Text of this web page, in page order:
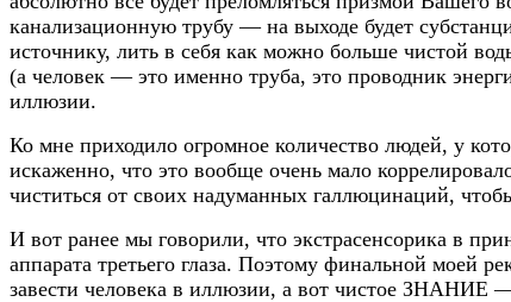
канализационную трубу — на выходе будет
источнику, лить в себя как можно больше чистой
(а человек — это именно труба, это проводник
иллюзии.
Ко мне приходило огромное количество людей, у
искаженно, что это вообще очень мало
чиститься от своих надуманных галлюцинаций,
И вот ранее мы говорили, что экстрасенсорика в
аппарата третьего глаза. Поэтому финальной моей
завести человека в иллюзии, а вот чистое ЗНАНИЕ